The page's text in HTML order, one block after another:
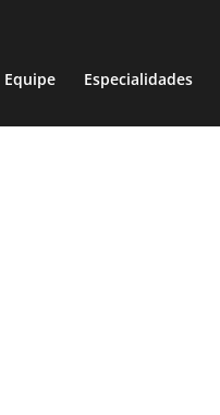
Equipe Especialidades